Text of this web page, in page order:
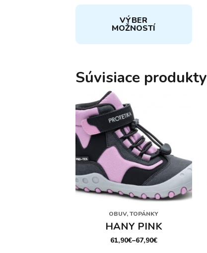
VÝBER
MOŽNOSTÍ
Tento
viacero
Možnosti
si
môžete
vybrať
na
stránke
produktu.
Súvisiace produkty
OBUV, TOPÁNKY
HANY PINK
61,90€–67,90€
PRICE